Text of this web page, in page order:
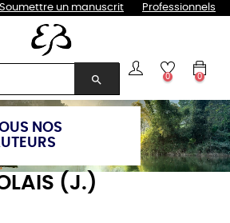
Soumettre un manuscrit Professionnels
search 0 0
NOS
(J.)